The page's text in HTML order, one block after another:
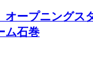
ープニングス
ム石巻